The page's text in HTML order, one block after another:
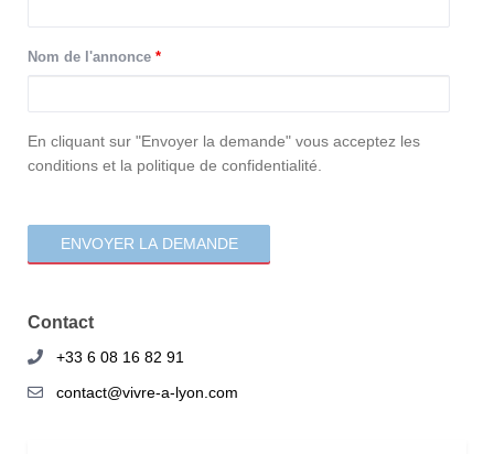
Nom de l'annonce *
consentement
En cliquant sur "Envoyer la demande" vous acceptez les
conditions et la politique de confidentialité.
Contact
+33 6 08 16 82 91
contact@vivre-a-lyon.com